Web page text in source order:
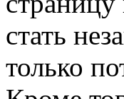
стать
только